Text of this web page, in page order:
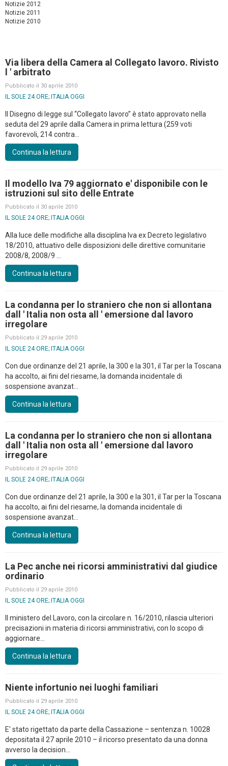
Notizie 2012
Notizie 2011
Notizie 2010
Via libera della Camera al Collegato lavoro. Rivisto
l ' arbitrato
Pubblicato il 30 aprile 2010
IL SOLE 24 ORE; ITALIA OGGI
Il Disegno di legge sul “Collegato lavoro” è stato approvato nella
seduta del 29 aprile dalla Camera in prima lettura (259 voti
favorevoli, 214 contra...
Continua la lettura
Il modello Iva 79 aggiornato e' disponibile con le
istruzioni sul sito delle Entrate
Pubblicato il 30 aprile 2010
IL SOLE 24 ORE; ITALIA OGGI
Alla luce delle modifiche alla disciplina Iva ex Decreto legislativo
18/2010, attuativo delle disposizioni delle direttive comunitarie
2008/8, 2008/9 ...
Continua la lettura
La condanna per lo straniero che non si allontana
dall ' Italia non osta all ' emersione dal lavoro
irregolare
Pubblicato il 29 aprile 2010
IL SOLE 24 ORE; ITALIA OGGI
Con due ordinanze del 21 aprile, la 300 e la 301, il Tar per la Toscana
ha accolto, ai fini del riesame, la domanda incidentale di
sospensione avanzat...
Continua la lettura
La condanna per lo straniero che non si allontana
dall ' Italia non osta all ' emersione dal lavoro
irregolare
Pubblicato il 29 aprile 2010
IL SOLE 24 ORE; ITALIA OGGI
Con due ordinanze del 21 aprile, la 300 e la 301, il Tar per la Toscana
ha accolto, ai fini del riesame, la domanda incidentale di
sospensione avanzat...
Continua la lettura
La Pec anche nei ricorsi amministrativi dal giudice
ordinario
Pubblicato il 29 aprile 2010
IL SOLE 24 ORE; ITALIA OGGI
Il ministero del Lavoro, con la circolare n. 16/2010, rilascia ulteriori
precisazioni in materia di ricorsi amministrativi, con lo scopo di
aggiornare...
Continua la lettura
Niente infortunio nei luoghi familiari
Pubblicato il 29 aprile 2010
IL SOLE 24 ORE; ITALIA OGGI
E' stato rigettato da parte della Cassazione – sentenza n. 10028
depositata il 27 aprile 2010 – il ricorso presentato da una donna
avverso la decision...